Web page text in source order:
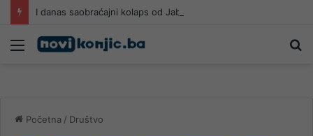
Meni
Početna / Društvo